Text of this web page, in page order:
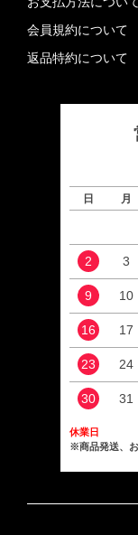
会員規約について
返品特約について
日 月
2 3
9 10
16 17
23 24
30 31
休業日
※商品発送、お